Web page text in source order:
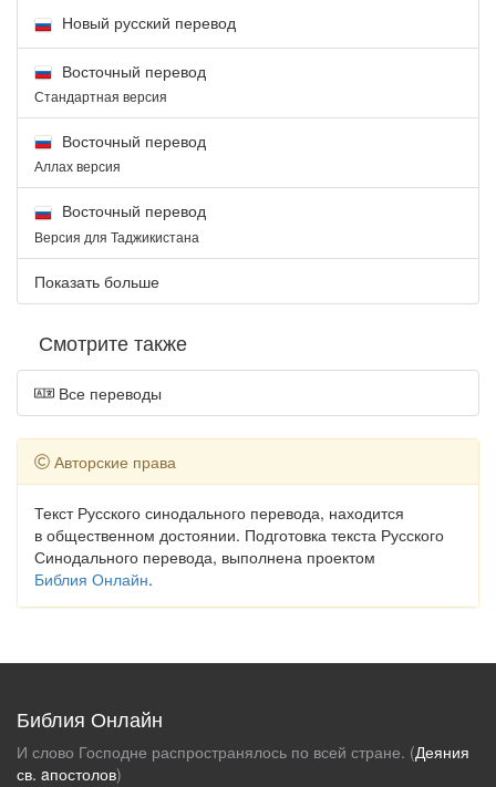
Новый русский перевод
Восточный перевод
Стандартная версия
Восточный перевод
Аллах версия
Восточный перевод
Версия для Таджикистана
Показать больше
Смотрите также
Все переводы
Авторские права
Текст Русского синодального перевода, находится
в общественном достоянии. Подготовка текста Русского
Синодального перевода, выполнена проектом
Библия Онлайн.
Библия Онлайн
И слово Господне распространялось по всей стране. (Деяния
св. aпостолов)